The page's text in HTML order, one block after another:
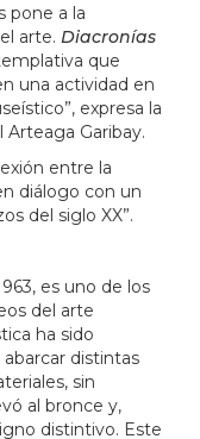
pone a la
arte. Diacronías
que
una actividad en
expresa la
Arteaga Garibay.
entre la
diálogo con un
del siglo XX”.
es uno de los
del arte
ha sido
distintas
sin
al bronce y,
distintivo. Este